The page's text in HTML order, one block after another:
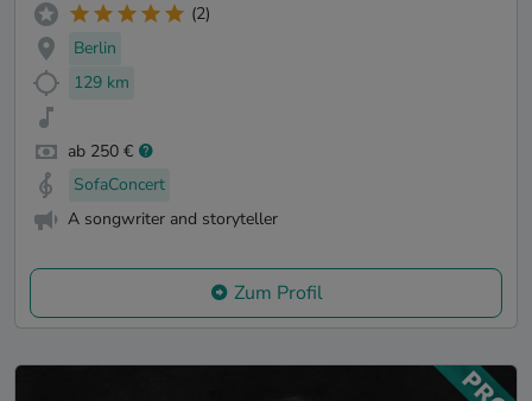
(2)
Berlin
129 km
ab 250 €
SofaConcert
A songwriter and storyteller
Zum Profil